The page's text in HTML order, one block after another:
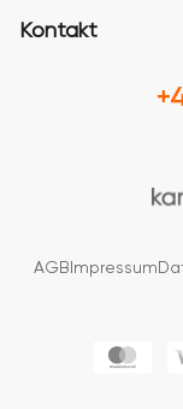
Kontakt
AGB Impressum